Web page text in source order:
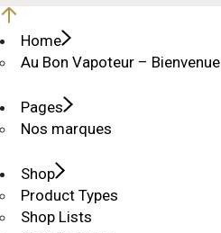
Home
Au Bon Vapoteur – Bienvenue
Pages
Nos marques
Shop
Product Types
Shop Lists